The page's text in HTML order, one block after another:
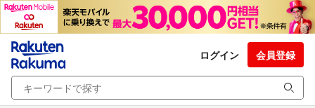
ログイン 会員登録